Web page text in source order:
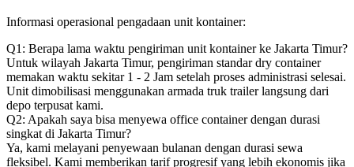
Informasi operasional pengadaan unit kontainer:
Q1: Berapa lama waktu pengiriman unit kontainer ke Jakarta Timur?
Untuk wilayah Jakarta Timur, pengiriman standar dry container
memakan waktu sekitar 1 - 2 Jam setelah proses administrasi selesai.
Unit dimobilisasi menggunakan armada truk trailer langsung dari
depo terpusat kami.
Q2: Apakah saya bisa menyewa office container dengan durasi
singkat di Jakarta Timur?
Ya, kami melayani penyewaan bulanan dengan durasi sewa
fleksibel. Kami memberikan tarif progresif yang lebih ekonomis jika